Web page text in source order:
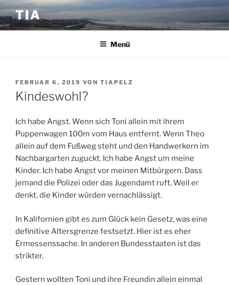
Zum
Inhalt
springen
TIA
Menü
VERÖFFENTLICHT
AM
FEBRUAR 6, 2019 VON TIAPELZ
Kindeswohl?
Ich habe Angst. Wenn sich Toni allein mit ihrem
Puppenwagen 100m vom Haus entfernt. Wenn Theo
allein auf dem Fußweg steht und den Handwerkern im
Nachbargarten zuguckt. Ich habe Angst um meine
Kinder. Ich habe Angst vor meinen Mitbürgern. Dass
jemand die Polizei oder das Jugendamt ruft. Weil er
denkt, die Kinder würden vernachlässigt.
In Kalifornien gibt es zum Glück kein Gesetz, was eine
definitive Altersgrenze festsetzt. Hier ist es eher
Ermessenssache. In anderen Bundesstaaten ist das
strikter.
Gestern wollten Toni und ihre Freundin allein einmal